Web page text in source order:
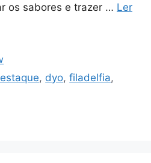
os sabores e trazer … Ler
, dyo,filadelfia,